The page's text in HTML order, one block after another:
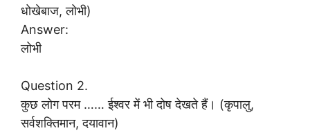
धोखेबाज, लोभी)
Answer:
लोभी
Question 2.
कुछ लोग परम …… ईश्वर में भी दोष देखते हैं। (कृपालु,
सर्वशक्तिमान, दयावान)